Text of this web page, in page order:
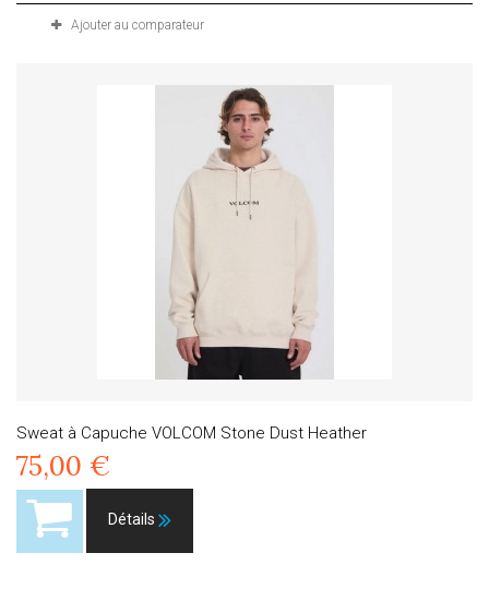
Ajouter au comparateur
Sweat à Capuche VOLCOM Stone Dust Heather
75,00 €
Détails